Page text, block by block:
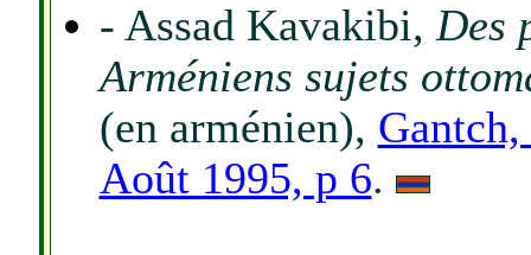
- Assad Kavakibi, Des
Arméniens sujets
(en arménien),
Août 1995, p 6.